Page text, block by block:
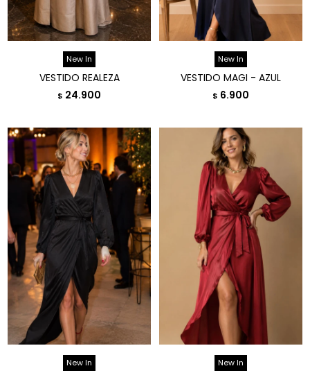
New In
VESTIDO REALEZA
$ 24.900
New In
VESTIDO MAGI - AZUL
$ 6.900
New In New In